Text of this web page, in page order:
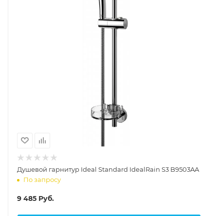
Душевой гарнитур Ideal Standard IdealRain S3 B9503AA
По запросу
9 485 Руб.